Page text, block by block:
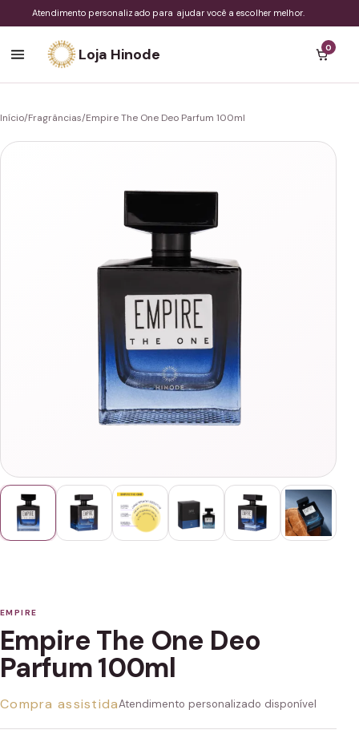
Atendimento personalizado para ajudar você a escolher melhor.
Loja Hinode 0
Início/Fragrâncias/Empire The One Deo Parfum 100ml
EMPIRE
Empire The One Deo
Parfum 100ml
Compra assistidaAtendimento personalizado disponível